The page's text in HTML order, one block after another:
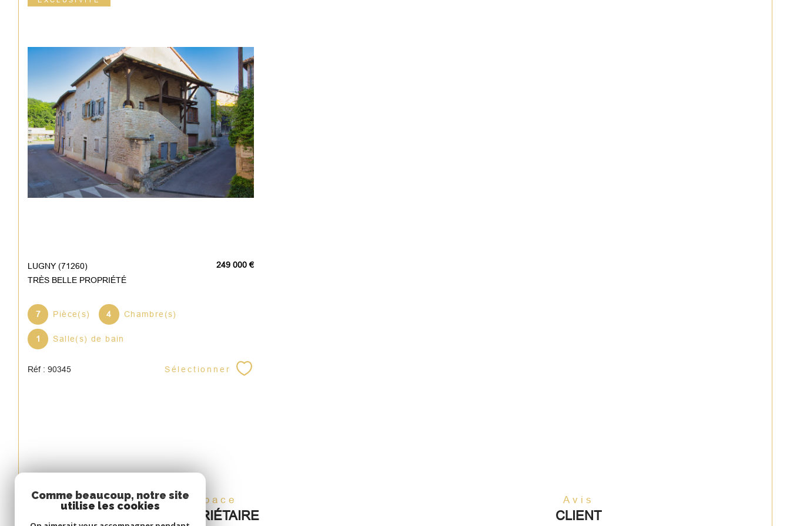
LUGNY (71260)
TRÈS BELLE PROPRIÉTÉ
249 000 €
7 Pièce(s) 4 Chambre(s)
1 Salle(s) de bain
Réf : 90345 Sélectionner
Espace
PROPRIÉTAIRE
Avis
CLIENT
Comme beaucoup, notre site
utilise les cookies